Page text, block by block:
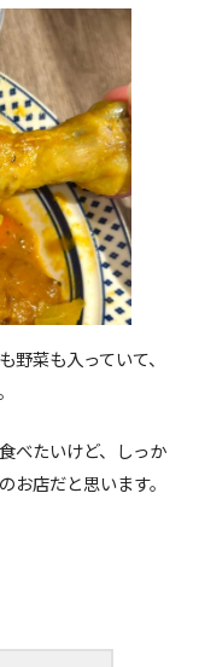
菜も入っていて、
べたいけど、しっか
お店だと思います。